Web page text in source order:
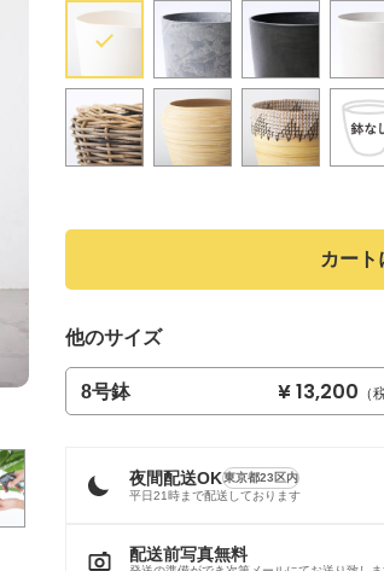
カート
他のサイズ
8号鉢 ¥ 13,200 （
夜間配送OK東京都23区内
平日21時まで配送しております
配送前写真無料